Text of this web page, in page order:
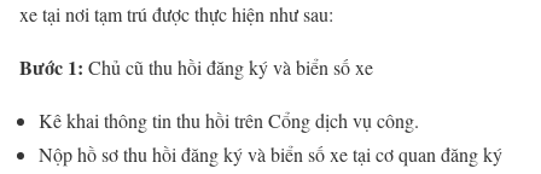
xe tại nơi tạm trú được thực hiện như sau:
Bước 1: Chủ cũ thu hồi đăng ký và biển số xe
Kê khai thông tin thu hồi trên Cổng dịch vụ công.
Nộp hồ sơ thu hồi đăng ký và biển số xe tại cơ quan đăng ký